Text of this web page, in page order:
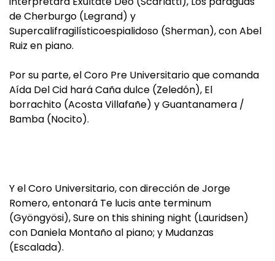
de Cherburgo (Legrand) y
Supercalifragilísticoespialidoso (Sherman), con Abel
Ruiz en piano.
Por su parte, el Coro Pre Universitario que comanda
Aída Del Cid hará Caña dulce (Zeledón), El
borrachito (Acosta Villafañe) y Guantanamera /
Bamba (Nocito).
Y el Coro Universitario, con dirección de Jorge
Romero, entonará Te lucis ante terminum
(Gyöngyösi), Sure on this shining night (Lauridsen)
con Daniela Montaño al piano; y Mudanzas
(Escalada).